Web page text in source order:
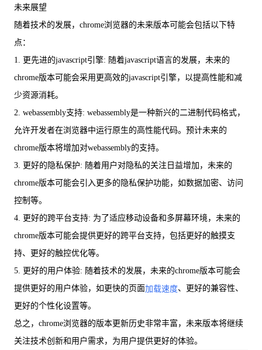
未来展望
随着技术的发展，chrome浏览器的未来版本可能会包括以下特
点：
1. 更先进的javascript引擎: 随着javascript语言的发展，未来的
chrome版本可能会采用更高效的javascript引擎，以提高性能和减
少资源消耗。
2. webassembly支持: webassembly是一种新兴的二进制代码格式，
允许开发者在浏览器中运行原生的高性能代码。预计未来的
chrome版本将增加对webassembly的支持。
3. 更好的隐私保护: 随着用户对隐私的关注日益增加，未来的
chrome版本可能会引入更多的隐私保护功能，如数据加密、访问
控制等。
4. 更好的跨平台支持: 为了适应移动设备和多屏幕环境，未来的
chrome版本可能会提供更好的跨平台支持，包括更好的触摸支
持、更好的触控优化等。
5. 更好的用户体验: 随着技术的发展，未来的chrome版本可能会
提供更好的用户体验，如更快的页面加载速度、更好的兼容性、
更好的个性化设置等。
总之，chrome浏览器的版本更新历史非常丰富，未来版本将继续
关注技术创新和用户需求，为用户提供更好的体验。